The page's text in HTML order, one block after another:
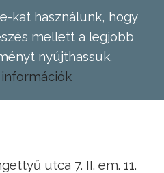
kat használunk, hogy
mellett a legjobb
nyújthassuk.
utca 7. II. em. 11.